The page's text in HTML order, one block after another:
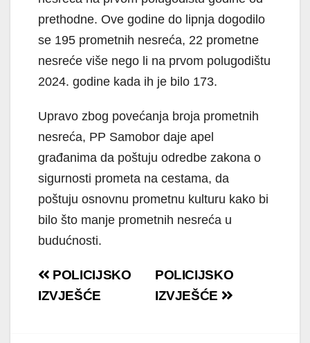
prethodne. Ove godine do lipnja dogodilo
se 195 prometnih nesreća, 22 prometne
nesreće više nego li na prvom polugodištu
2024. godine kada ih je bilo 173.
Upravo zbog povećanja broja prometnih
nesreća, PP Samobor daje apel
građanima da poštuju odredbe zakona o
sigurnosti prometa na cestama, da
poštuju osnovnu prometnu kulturu kako bi
bilo što manje prometnih nesreća u
budućnosti.
Navigacija
objava
POLICIJSKO
IZVJEŠĆE
POLICIJSKO
IZVJEŠĆE